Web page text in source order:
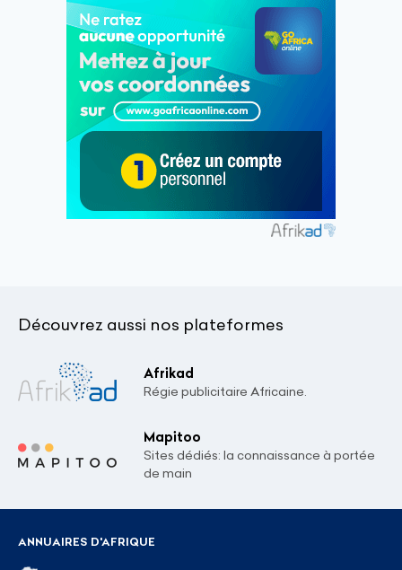
Découvrez aussi nos plateformes
Afrikad
Régie publicitaire Africaine.
Mapitoo
Sites dédiés: la connaissance à portée
de main
ANNUAIRES D'AFRIQUE